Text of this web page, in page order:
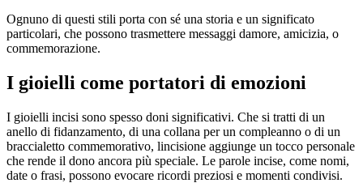
Ognuno di questi stili porta con sé una storia e un significato
particolari, che possono trasmettere messaggi damore, amicizia, o
commemorazione.
I gioielli come portatori di emozioni
I gioielli incisi sono spesso doni significativi. Che si tratti di un
anello di fidanzamento, di una collana per un compleanno o di un
braccialetto commemorativo, lincisione aggiunge un tocco personale
che rende il dono ancora più speciale. Le parole incise, come nomi,
date o frasi, possono evocare ricordi preziosi e momenti condivisi.